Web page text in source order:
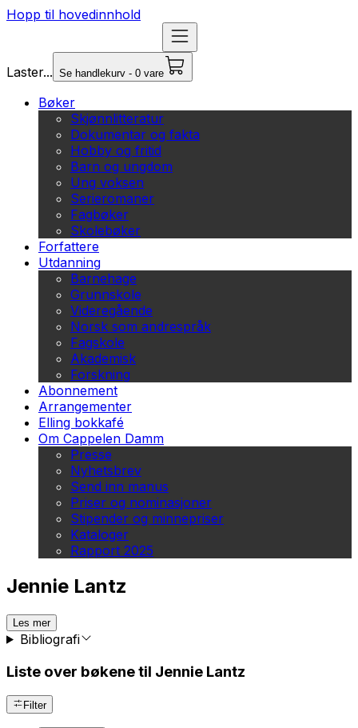
Hopp til hovedinnhold
Laster... Se handlekurv - 0 vare
Bøker
Skjønnlitteratur
Dokumentar og fakta
Hobby og fritid
Barn og ungdom
Ung voksen
Serieromaner
Fagbøker
Skolebøker
Forfattere
Utdanning
Barnehage
Grunnskole
Videregående
Norsk som andrespråk
Fagskole
Akademisk
Forskning
Abonnement
Arrangementer
Elling bokkafé
Om Cappelen Damm
Presse
Nyhetsbrev
Send inn manus
Priser og nominasjoner
Stipender og minnepriser
Kataloger
Rapport 2025
Jennie Lantz
Les mer
Bibliografi
Liste over bøkene til Jennie Lantz
Filter